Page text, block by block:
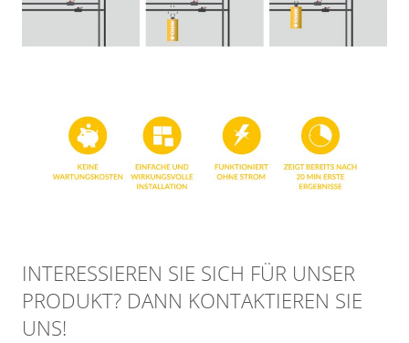
INTERESSIEREN SIE SICH FÜR UNSER
PRODUKT? DANN KONTAKTIEREN SIE
UNS!